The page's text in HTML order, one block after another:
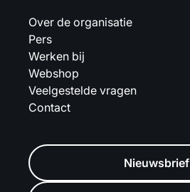
Over de organisatie
Pers
Werken bij
Webshop
Veelgestelde vragen
Contact
Nieuwsbrief